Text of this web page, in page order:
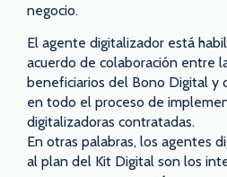
negocio.
El agente digitalizador está
acuerdo de colaboración entre
beneficiarios del Bono Digital y
en todo el proceso de
digitalizadoras contratadas.
En otras palabras, los agentes
al plan del Kit Digital son los